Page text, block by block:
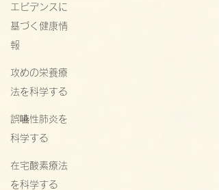
エビデンスに
基づく健康情
報
攻めの栄養療
法を科学する
誤嚥性肺炎を
科学する
在宅酸素療法
を科学する